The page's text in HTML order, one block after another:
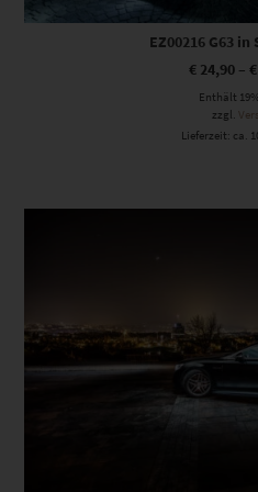
EZ00216 G63
€ 24,90 – €
Enthält
zzgl.
Lieferzeit: ca.
Dieses Produkt weist